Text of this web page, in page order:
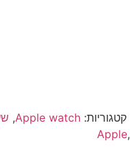
קטגוריות: Apple watch
,
Apple,